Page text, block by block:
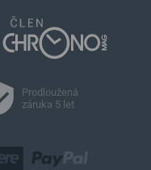
Prodloužená
záruka 5 let